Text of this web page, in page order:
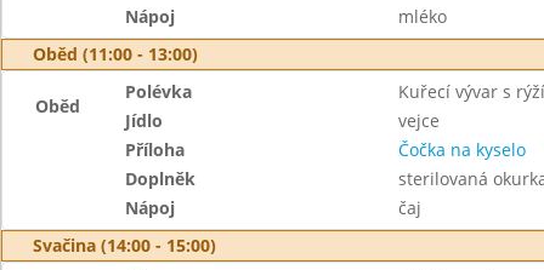
Nápoj
mléko
Oběd (11:00 - 13:00)
Oběd
Polévka
Kuřecí vývar s rýží
Jídlo
vejce
Příloha
Čočka na kyselo
Doplněk
sterilovaná
Nápoj
čaj
Svačina (14:00 - 15:00)